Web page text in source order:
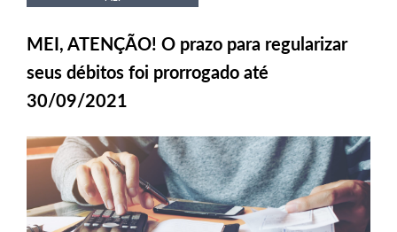
MEI, ATENÇÃO! O prazo para regularizar
seus débitos foi prorrogado até
30/09/2021